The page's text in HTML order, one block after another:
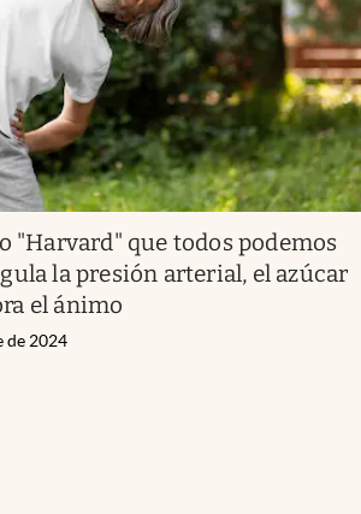
"Harvard" que todos podemos
la presión arterial, el azúcar
el ánimo
de 2024